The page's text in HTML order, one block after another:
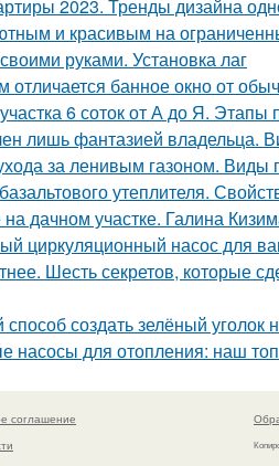
2023. Тренды дизайна
и красивым на
руками. Установка лаг
банное окно от
6 соток от А до Я. Этапы
лишь фантазией владельца.
за ленивым газоном. Виды
утеплителя.
дачном участке. Галина
циркуляционный насос для
Шесть секретов, которые
создать зелёный уголок
насосы для отопления: наш
соглашение